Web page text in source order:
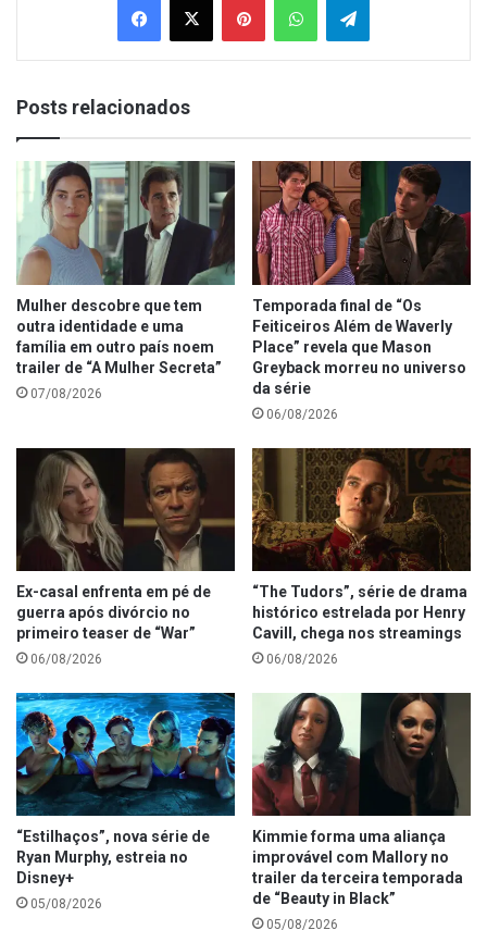
Posts relacionados
Mulher descobre que tem
outra identidade e uma
família em outro país noem
trailer de “A Mulher Secreta”
07/08/2026
Temporada final de “Os
Feiticeiros Além de Waverly
Place” revela que Mason
Greyback morreu no universo
da série
06/08/2026
Ex-casal enfrenta em pé de
guerra após divórcio no
primeiro teaser de “War”
06/08/2026
“The Tudors”, série de drama
histórico estrelada por Henry
Cavill, chega nos streamings
06/08/2026
“Estilhaços”, nova série de
Ryan Murphy, estreia no
Disney+
05/08/2026
Kimmie forma uma aliança
improvável com Mallory no
trailer da terceira temporada
de “Beauty in Black”
05/08/2026